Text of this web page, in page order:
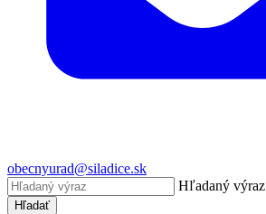
obecnyurad@siladice.sk
Hľadaný výraz
Hľadať